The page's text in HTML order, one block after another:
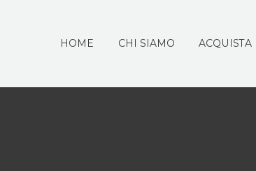
HOME CHI SIAMO ACQUISTA